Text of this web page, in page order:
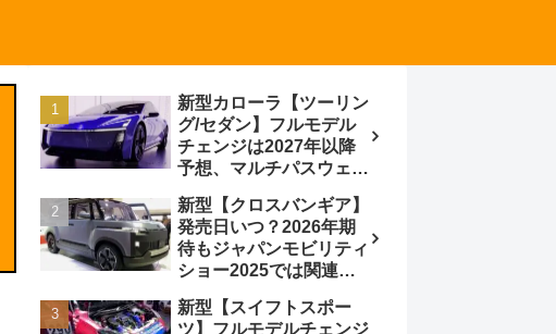
新型カローラ【ツーリン
グ/セダン】フルモデル
チェンジは2027年以降
予想、マルチパスウェイ
BEVからの派生で新開発
小型エンジン搭載の
HEV/PHEV、ギガキャ
ストの採用は無しか【ト
ヨタ最新情報】60周年記
念車発売
新型【クロスバンギア】
発売日いつ？2026年期
待もジャパンモビリティ
ショー2025では関連モ
最新情報】ベース車ノ
新型【スイフトスポー
ツ】フルモデルチェンジ